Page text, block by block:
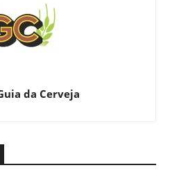
da Cerveja